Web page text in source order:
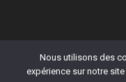
Ⓒ 2016 - 2026C-
Nous utilisons des
expérience sur notre